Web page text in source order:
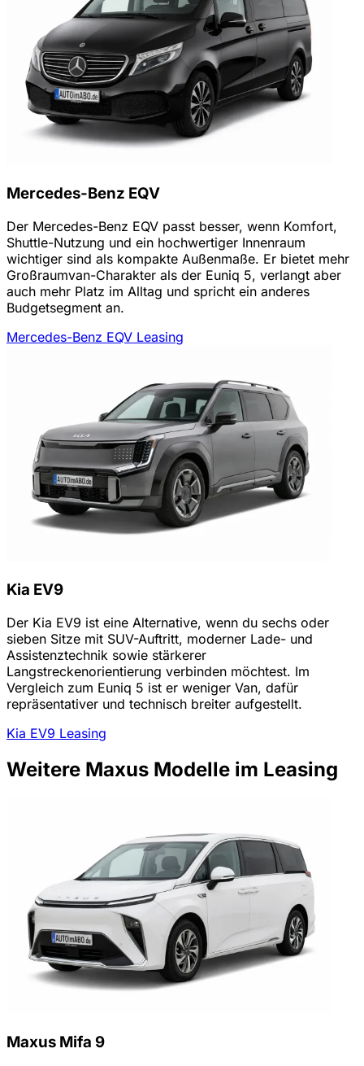
Mercedes-Benz EQV
Der Mercedes-Benz EQV passt besser, wenn Komfort,
Shuttle-Nutzung und ein hochwertiger Innenraum
wichtiger sind als kompakte Außenmaße. Er bietet mehr
Großraumvan-Charakter als der Euniq 5, verlangt aber
auch mehr Platz im Alltag und spricht ein anderes
Budgetsegment an.
Mercedes-Benz EQV Leasing
Kia EV9
Der Kia EV9 ist eine Alternative, wenn du sechs oder
sieben Sitze mit SUV-Auftritt, moderner Lade- und
Assistenztechnik sowie stärkerer
Langstreckenorientierung verbinden möchtest. Im
Vergleich zum Euniq 5 ist er weniger Van, dafür
repräsentativer und technisch breiter aufgestellt.
Kia EV9 Leasing
Weitere Maxus Modelle im Leasing
Maxus Mifa 9